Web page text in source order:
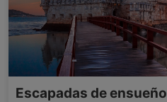
Escapadas de ensueño